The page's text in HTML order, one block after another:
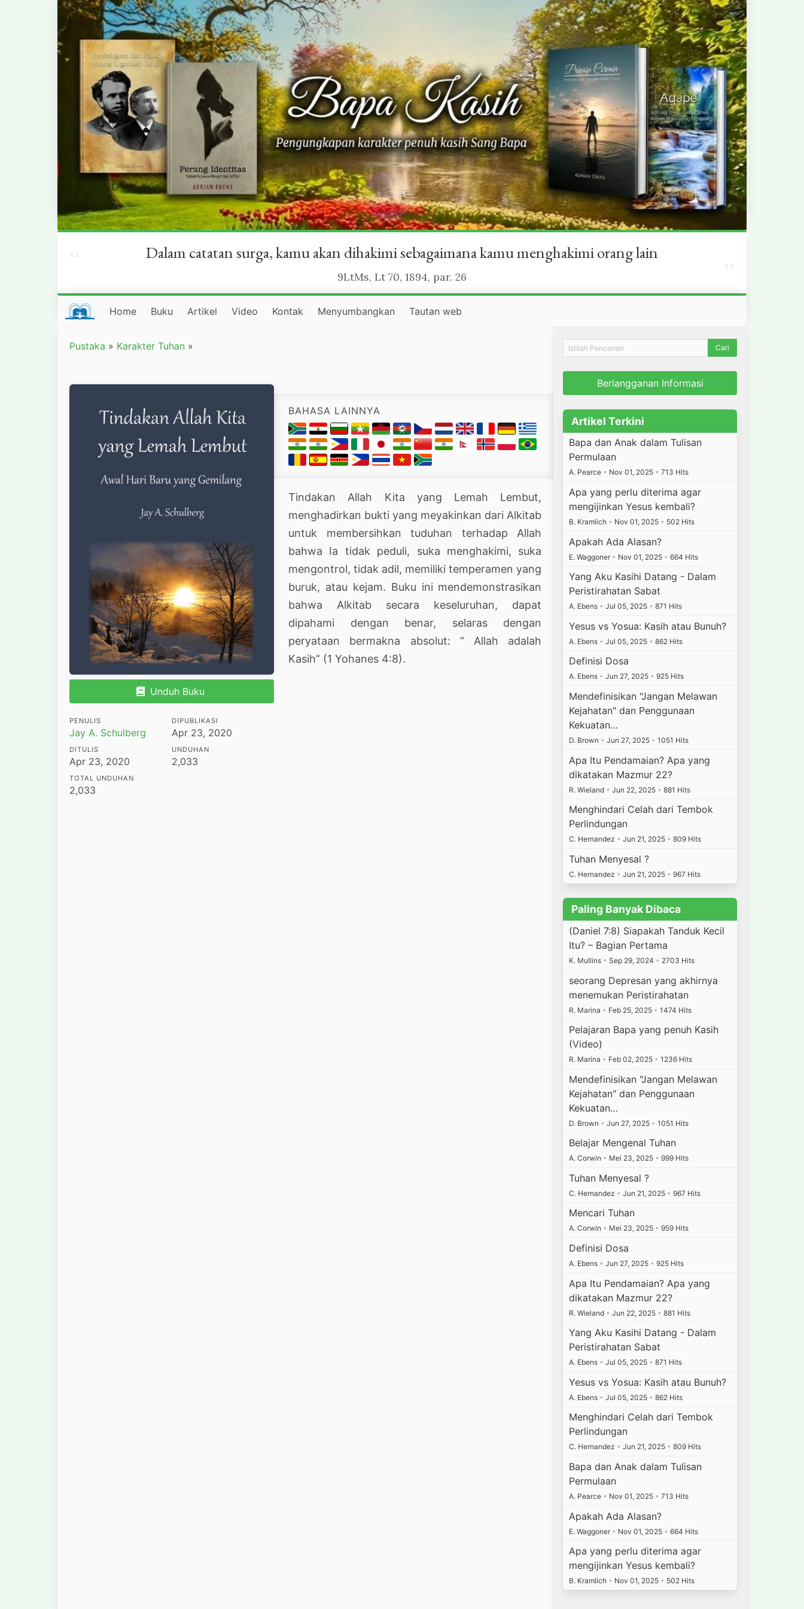
Dalam catatan surga, kamu akan dihakimi sebagaimana kamu menghakimi orang lain
9LtMs, Lt 70, 1894, par. 26
Home Buku Artikel Video Kontak Menyumbangkan Tautan web
Pustaka » Karakter Tuhan »
Unduh Buku
PENULIS
Jay A. Schulberg
DIPUBLIKASI
Apr 23, 2020
DITULIS
Apr 23, 2020
UNDUHAN
2,033
TOTAL UNDUHAN
2,033
BAHASA LAINNYA
Tindakan Allah Kita yang Lemah Lembut,
menghadirkan bukti yang meyakinkan dari Alkitab
untuk membersihkan tuduhan terhadap Allah
bahwa Ia tidak peduli, suka menghakimi, suka
mengontrol, tidak adil, memiliki temperamen yang
buruk, atau kejam. Buku ini mendemonstrasikan
bahwa Alkitab secara keseluruhan, dapat
dipahami dengan benar, selaras dengan
peryataan bermakna absolut: “ Allah adalah
Kasih” (1 Yohanes 4:8).
Berlangganan Informasi
Artikel Terkini
Bapa dan Anak dalam Tulisan
Permulaan
A. Pearce • Nov 01, 2025 • 713 Hits
Apa yang perlu diterima agar
mengijinkan Yesus kembali?
B. Kramlich • Nov 01, 2025 • 502 Hits
Apakah Ada Alasan?
E. Waggoner • Nov 01, 2025 • 664 Hits
Yang Aku Kasihi Datang - Dalam
Peristirahatan Sabat
A. Ebens • Jul 05, 2025 • 871 Hits
Yesus vs Yosua: Kasih atau Bunuh?
A. Ebens • Jul 05, 2025 • 862 Hits
Definisi Dosa
A. Ebens • Jun 27, 2025 • 925 Hits
Mendefinisikan "Jangan Melawan
Kejahatan" dan Penggunaan
Kekuatan…
D. Brown • Jun 27, 2025 • 1051 Hits
Apa Itu Pendamaian? Apa yang
dikatakan Mazmur 22?
R. Wieland • Jun 22, 2025 • 881 Hits
Menghindari Celah dari Tembok
Perlindungan
C. Hernandez • Jun 21, 2025 • 809 Hits
Tuhan Menyesal ?
C. Hernandez • Jun 21, 2025 • 967 Hits
Paling Banyak Dibaca
(Daniel 7:8) Siapakah Tanduk Kecil
Itu? – Bagian Pertama
K. Mullins • Sep 29, 2024 • 2703 Hits
seorang Depresan yang akhirnya
menemukan Peristirahatan
R. Marina • Feb 25, 2025 • 1474 Hits
Pelajaran Bapa yang penuh Kasih
(Video)
R. Marina • Feb 02, 2025 • 1236 Hits
Mendefinisikan "Jangan Melawan
Kejahatan" dan Penggunaan
Kekuatan…
D. Brown • Jun 27, 2025 • 1051 Hits
Belajar Mengenal Tuhan
A. Corwin • Mei 23, 2025 • 999 Hits
Tuhan Menyesal ?
C. Hernandez • Jun 21, 2025 • 967 Hits
Mencari Tuhan
A. Corwin • Mei 23, 2025 • 959 Hits
Definisi Dosa
A. Ebens • Jun 27, 2025 • 925 Hits
Apa Itu Pendamaian? Apa yang
dikatakan Mazmur 22?
R. Wieland • Jun 22, 2025 • 881 Hits
Yang Aku Kasihi Datang - Dalam
Peristirahatan Sabat
A. Ebens • Jul 05, 2025 • 871 Hits
Yesus vs Yosua: Kasih atau Bunuh?
A. Ebens • Jul 05, 2025 • 862 Hits
Menghindari Celah dari Tembok
Perlindungan
C. Hernandez • Jun 21, 2025 • 809 Hits
Bapa dan Anak dalam Tulisan
Permulaan
A. Pearce • Nov 01, 2025 • 713 Hits
Apakah Ada Alasan?
E. Waggoner • Nov 01, 2025 • 664 Hits
Apa yang perlu diterima agar
mengijinkan Yesus kembali?
B. Kramlich • Nov 01, 2025 • 502 Hits